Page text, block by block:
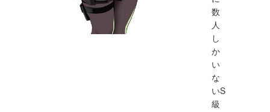
数
人
し
か
い
な
いS
級